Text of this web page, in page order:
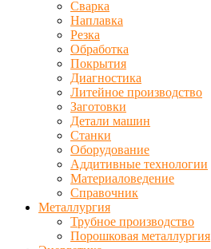
Сварка
Наплавка
Резка
Обработка
Покрытия
Диагностика
Литейное производство
Заготовки
Детали машин
Станки
Оборудование
Аддитивные технологии
Материаловедение
Справочник
Металлургия
Трубное производство
Порошковая металлургия